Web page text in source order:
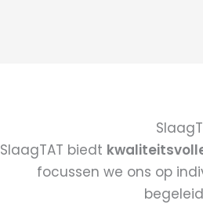
SlaagTAT biedt
focussen we ons op